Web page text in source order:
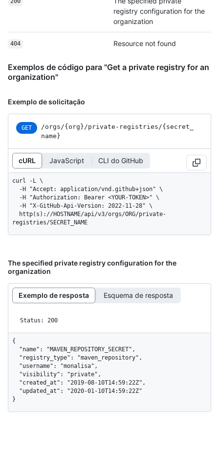
registry configuration for the
organization
404 Resource not found
Exemplos de código para "Get a private registry for an
organization"
Exemplo de solicitação
GET /orgs /{org} /private-registries /{secret_
name}
cURL JavaScript CLI do GitHub
curl -L \
registries/SECRET_NAME
The specified private registry configuration for the
organization
Exemplo de resposta Esquema de resposta
Status: 200
{
}